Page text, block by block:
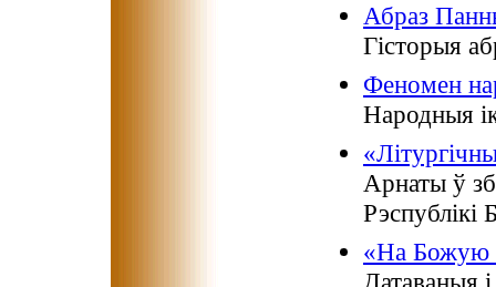
Абраз
Гісторыя
Феномен
Народныя
Арнаты ў
Рэспублікі
«На Божую